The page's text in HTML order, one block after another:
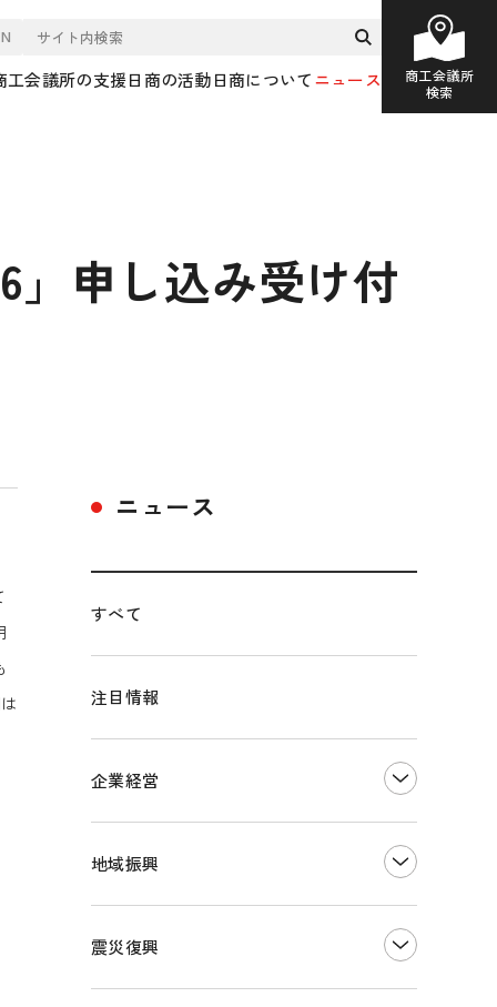
工会議所の支援日商の活動日商についてニュース
商工会議所
検索
」申し込み受け付
ニュース
すべて
注目情報
企業経営
地域振興
震災復興